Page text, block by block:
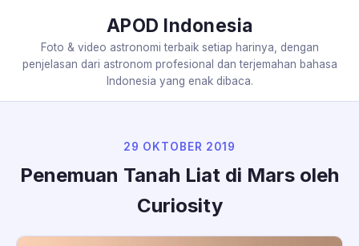
APOD Indonesia
Foto & video astronomi terbaik setiap harinya, dengan
penjelasan dari astronom profesional dan terjemahan bahasa
Indonesia yang enak dibaca.
29 OKTOBER 2019
Penemuan Tanah Liat di Mars oleh
Curiosity